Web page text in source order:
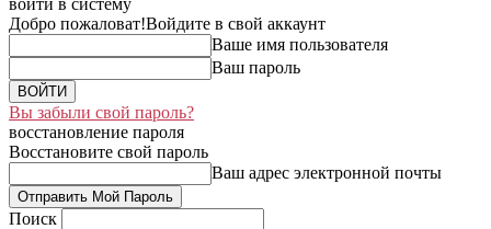
войти в систему
Добро пожаловат!Войдите в свой аккаунт
Ваше имя пользователя
Ваш пароль
Вы забыли свой пароль?
восстановление пароля
Восстановите свой пароль
Ваш адрес электронной почты
Поиск